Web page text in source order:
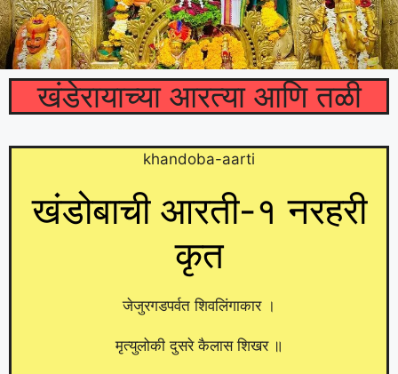
खंडेरायाच्या आरत्या आणि तळी
khandoba-aarti
खंडोबाची आरती-१ नरहरी
कृत
जेजुरगडपर्वत शिवलिंगाकार ।
मृत्युलोकी दुसरे कैलास शिखर ॥